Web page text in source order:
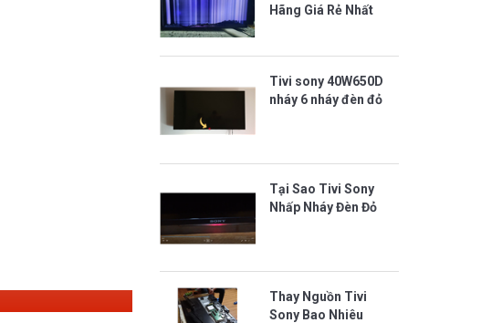
Hãng Giá Rẻ Nhất
Tivi sony 40W650D
nháy 6 nháy đèn đỏ
Tại Sao Tivi Sony
Nhấp Nháy Đèn Đỏ
Thay Nguồn Tivi
Sony Bao Nhiêu